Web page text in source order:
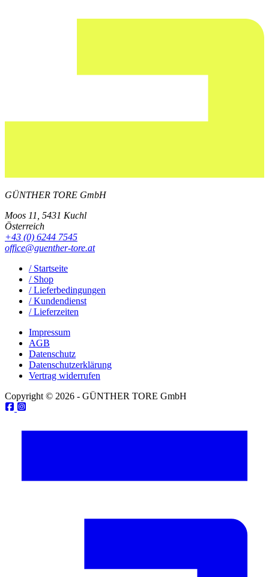
GÜNTHER TORE GmbH
Moos 11, 5431 Kuchl
Österreich
+43 (0) 6244 7545
office@guenther-tore.at
/ Startseite
/ Shop
/ Lieferbedingungen
/ Kundendienst
/ Lieferzeiten
Impressum
AGB
Datenschutz
Datenschutzerklärung
Vertrag widerrufen
Copyright © 2026 - GÜNTHER TORE GmbH